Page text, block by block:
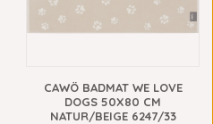
CAWÖ BADMAT WE LOVE
DOGS 50X80 CM
NATUR/BEIGE 6247/33